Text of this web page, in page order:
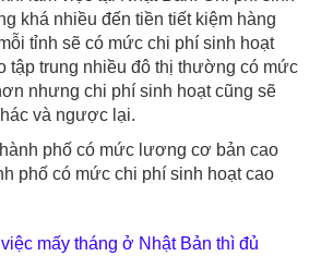
khá nhiều đến tiền tiết kiệm hàng
tỉnh sẽ có mức chi phí sinh hoạt
tập trung nhiều đô thị thường có mức
nhưng chi phí sinh hoạt cũng sẽ
và ngược lại.
phố có mức lương cơ bản cao
phố có mức chi phí sinh hoạt cao
việc mấy tháng ở Nhật Bản thì đủ